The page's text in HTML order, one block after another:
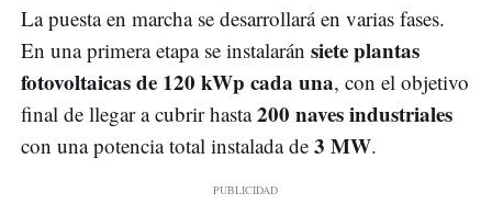
La puesta en marcha se desarrollará en varias fases.
En una primera etapa se instalarán siete plantas
fotovoltaicas de 120 kWp cada una, con el objetivo
final de llegar a cubrir hasta200 naves industriales
con una potencia total instalada de 3 MW.